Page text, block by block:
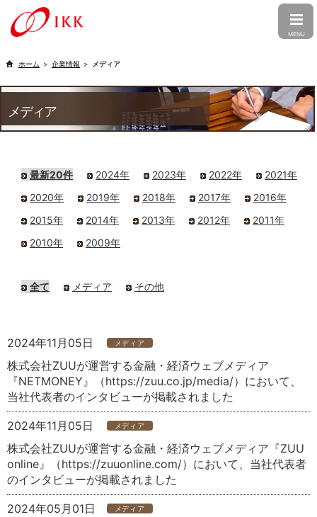
CLOSE
MENU
企業情報 メディア
メディア
最新20件 2024年 2023年 2022年
2021年
2020年
2019年 2018年 2017年
2016年
2015年
2014年 2013年 2012年
2011年
2010年
2009年
全て メディア その他
2024年11月05日 メディア
株式会社ZUUが運営する金融・経済ウェブメディア
『NETMONEY』（https://zuu.co.jp/media/）において、
当社代表者のインタビューが掲載されました
2024年11月05日 メディア
株式会社ZUUが運営する金融・経済ウェブメディア『ZUU
online』（https://zuuonline.com/）において、当社代表者
のインタビューが掲載されました
2024年05月01日 メディア
企業情報
トップメッセージ 会社概要
行動憲章 コーポレート・ガバナンス
沿革 受賞歴
事業紹介
トップメッセージ 経営方針
IRニュース ファン株主の皆さまへ
アイ・ケイ・ケイについて
グループ会社情報
Ambihone株式会社
アルバイト採用
サイトマップ
English